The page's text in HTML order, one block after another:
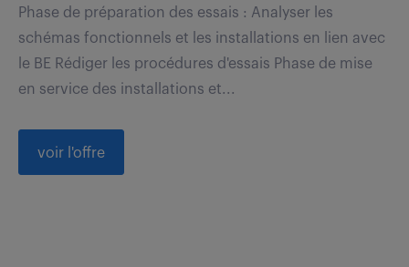
Phase de préparation des essais : Analyser les
schémas fonctionnels et les installations en lien avec
le BE Rédiger les procédures d'essais Phase de mise
en service des installations et...
voir l'offre